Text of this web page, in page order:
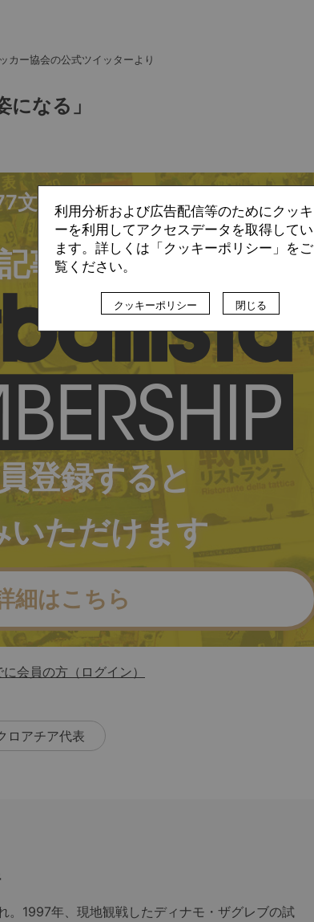
カー協会の公式ツイッターより
になる」
文字/全文:5,507文字
事の続きは
登録すると
いただけます
細はこちら
会員の方（ログイン）
ロアチア代表
。1997年、現地観戦したディナモ・ザグレブの試
利用分析および広告配信等のためにクッキ
ーを利用してアクセスデータを取得してい
ます。詳しくは「クッキーポリシー」をご
覧ください。
クッキーポリシー 閉じる